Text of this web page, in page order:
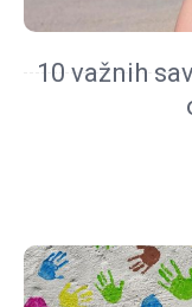
10 važnih